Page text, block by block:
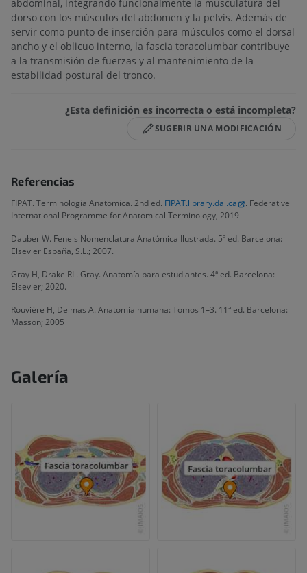
abdominal, integrando funcionalmente la musculatura del
dorso con los músculos del abdomen y la pelvis. Además de
servir como punto de inserción para músculos como el dorsal
ancho y el oblicuo interno, la fascia toracolumbar contribuye
a la transmisión de fuerzas y al mantenimiento de la
estabilidad postural del tronco.
¿Esta definición es incorrecta o está incompleta?
SUGERIR UNA MODIFICACIÓN
Referencias
FIPAT. Terminologia Anatomica. 2nd ed. FIPAT.library.dal.ca
. Federative
International Programme for Anatomical Terminology, 2019
Dauber W. Feneis Nomenclatura Anatómica Ilustrada. 5ª ed. Barcelona:
Elsevier España, S.L.; 2007.
Gray H, Drake RL. Gray. Anatomía para estudiantes. 4ª ed. Barcelona:
Elsevier; 2020.
Rouvière H, Delmas A. Anatomía humana: Tomos 1–3. 11ª ed. Barcelona:
Masson; 2005
Galería